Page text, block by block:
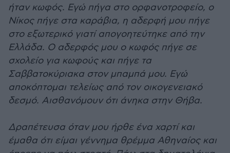
ήταν κωφός. Εγώ πήγα στο ορφανοτροφείο, ο
Νίκος πήγε στα καράβια, η αδερφή μου πήγε
στο εξωτερικό γιατί απογοητεύτηκε από την
Ελλάδα. Ο αδερφός μου ο κωφός πήγε σε
σχολείο για κωφούς και πήγε τα
Σαββατοκύριακα στον μπαμπά μου. Εγώ
αποκόπτομαι τελείως από τον οικογενειακό
δεσμό. Αισθανόμουν ότι άνηκα στην Θήβα.
Δραπέτευσα όταν μου ήρθε ένα χαρτί και
έμαθα ότι είμαι γέννημα θρέμμα Αθηναίος και